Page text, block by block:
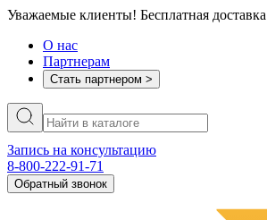
Уважаемые клиенты! Бесплатная
О нас
Партнерам
Стать партнером >
Запись на консультацию
8-800-222-91-71
Обратный звонок